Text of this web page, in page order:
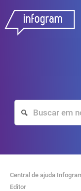
Central de ajuda
Editor